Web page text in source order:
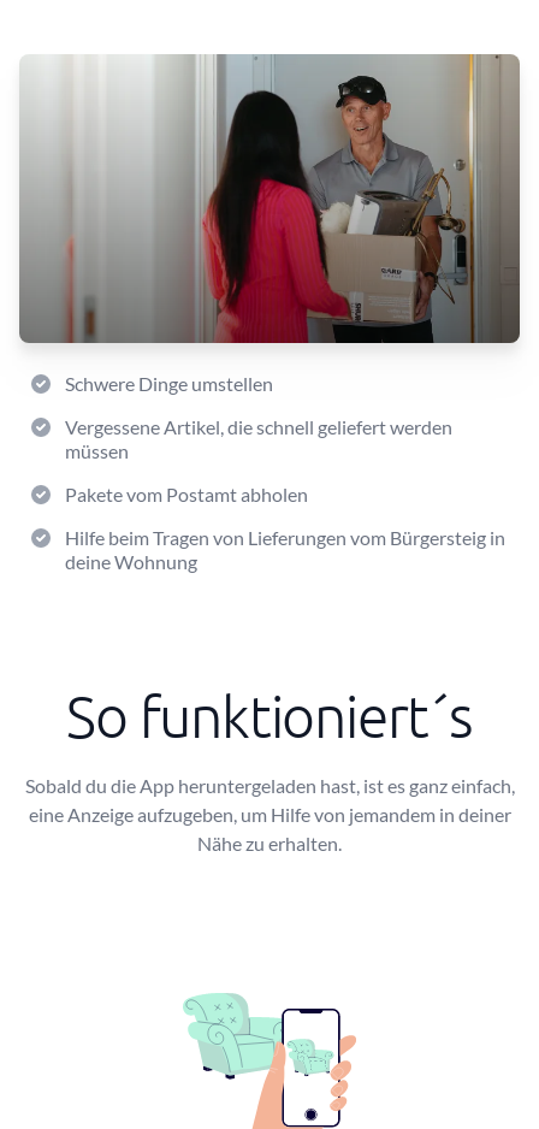
Schwere Dinge umstellen
Vergessene Artikel, die schnell geliefert werden
müssen
Pakete vom Postamt abholen
Hilfe beim Tragen von Lieferungen vom Bürgersteig in
deine Wohnung
So funktioniert´s
Sobald du die App heruntergeladen hast, ist es ganz einfach,
eine Anzeige aufzugeben, um Hilfe von jemandem in deiner
Nähe zu erhalten.